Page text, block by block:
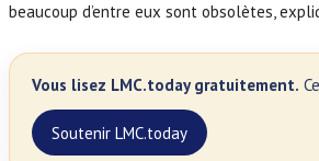
beaucoup d’entre eux sont obsolètes,
Vous lisez LMC.today gratuitement.
Soutenir LMC.today